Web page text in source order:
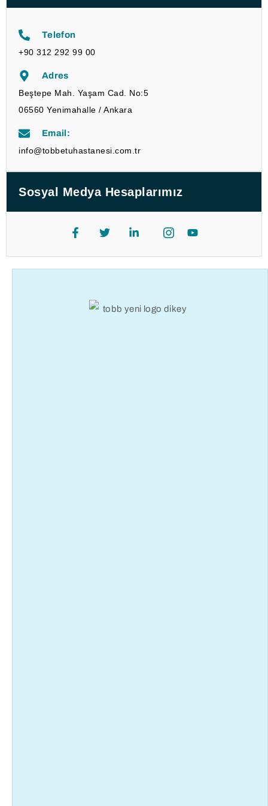
Telefon
+90 312 292 99 00
Adres
Beştepe Mah. Yaşam Cad. No:5
06560 Yenimahalle / Ankara
Email:
info@tobbetuhastanesi.com.tr
Sosyal Medya Hesaplarımız